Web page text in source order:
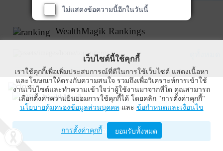
WealthMagik Rankings
Top Returns
WealthMagik
Wealth Management System Limited
เปิดด้วยแอป WealthMagik
ไม่แสดงข้อความนี้อีกในวันนี้
เว็บไซต์นี้ใช้คุกกี้
เราใช้คุกกี้เพื่อเพิ่มประสบการณ์ที่ดีในการใช้เว็บไซต์ แสดงเนื้อหา
และโฆษณาให้ตรงกับความสนใจ รวมถึงเพื่อวิเคราะห์การเข้าใช้
งานเว็บไซต์และทำความเข้าใจว่าผู้ใช้งานมาจากที่ใด คุณสามารถ
เลือกตั้งค่าความยินยอมการใช้คุกกี้ได้ โดยคลิก "การตั้งค่าคุกกี้"
นโยบายคุ้มครองข้อมูลส่วนบุคคล และ ข้อกำหนดและเงื่อนไข
การตั้งค่าคุกกี้ ยอมรับทั้งหมด